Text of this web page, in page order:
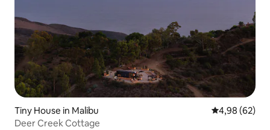
Tiny House in Malibu
4,98 (62)
Deer Creek Cottage